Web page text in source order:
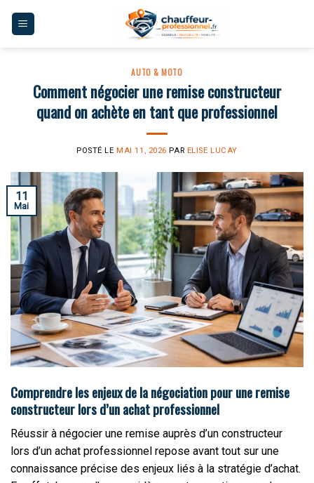
AUTO & MOTO
Comment négocier une remise constructeur
quand on achète en tant que professionnel
POSTÉ LE MAI 11, 2026 PAR ELISE LUCAY
11
Mai
Comprendre les enjeux de la négociation pour une remise
constructeur lors d’un achat professionnel
Réussir à négocier une remise auprès d’un constructeur
lors d’un achat professionnel repose avant tout sur une
connaissance précise des enjeux liés à la stratégie d’achat.